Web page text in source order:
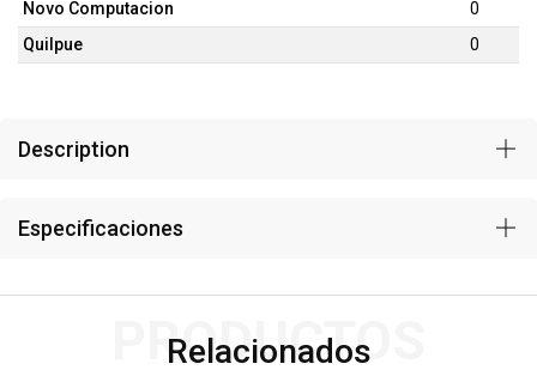
Novo Computacion
0
Quilpue
0
Description
Especificaciones
Relacionados
PRODUCTOS